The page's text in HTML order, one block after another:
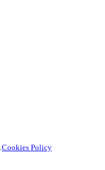
Cookies Policy